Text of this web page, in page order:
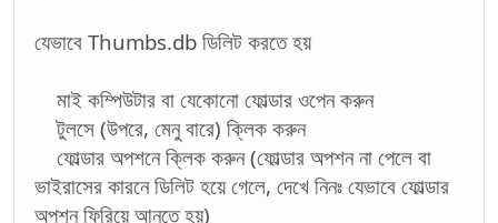
যেভাবে Thumbs.db ডিলিট করতে হয়
মাই কম্পিউটার বা যেকোনো ফোল্ডার ওপেন করুন
টুলসে (উপরে, মেনু বারে) ক্লিক করুন
ফোল্ডার অপশনে ক্লিক করুন (ফোল্ডার অপশন না পেলে বা
ভাইরাসের কারনে ডিলিট হয়ে গেলে, দেখে নিনঃ যেভাবে ফোল্ডার
অপশন ফিরিয়ে আনতে হয়)